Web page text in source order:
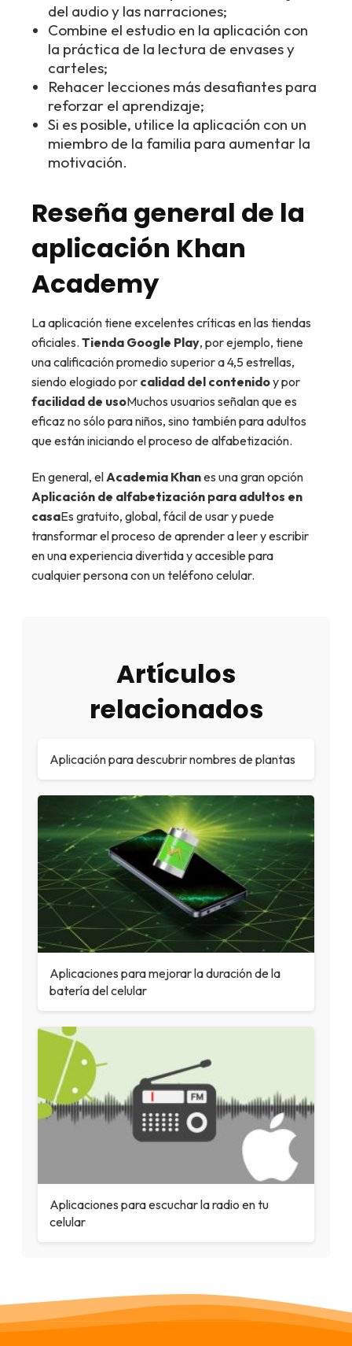
del audio y las narraciones;
Combine el estudio en la aplicación con
la práctica de la lectura de envases y
carteles;
Rehacer lecciones más desafiantes para
reforzar el aprendizaje;
Si es posible, utilice la aplicación con un
miembro de la familia para aumentar la
motivación.
Reseña general de la
aplicación Khan
Academy
La aplicación tiene excelentes críticas en las tiendas
oficiales.Tienda Google Play, por ejemplo, tiene
una calificación promedio superior a 4,5 estrellas,
siendo elogiado por calidad del contenidoy por
facilidad de usoMuchos usuarios señalan que es
eficaz no sólo para niños, sino también para adultos
que están iniciando el proceso de alfabetización.
En general, elAcademia Khanes una gran opción
Aplicación de alfabetización para adultos en
casaEs gratuito, global, fácil de usar y puede
transformar el proceso de aprender a leer y escribir
en una experiencia divertida y accesible para
cualquier persona con un teléfono celular.
Artículos
relacionados
Aplicación para descubrir nombres de plantas
Aplicaciones para mejorar la duración de la
batería del celular
Aplicaciones para escuchar la radio en tu
celular